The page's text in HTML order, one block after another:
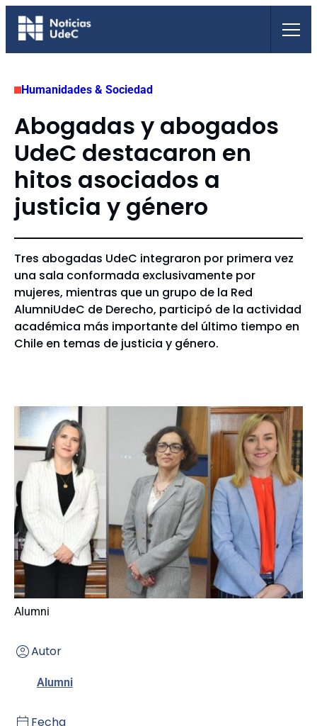
Saltar
Humanidades & Sociedad
Abogadas y abogados
UdeC destacaron en
hitos asociados a
justicia y género
Tres abogadas UdeC integraron por primera vez
una sala conformada exclusivamente por
mujeres, mientras que un grupo de la Red
AlumniUdeC de Derecho, participó de la actividad
académica más importante del último tiempo en
Chile en temas de justicia y género.
Alumni
Autor
Alumni
Fecha